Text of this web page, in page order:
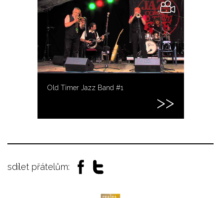
Old Timer Jazz Band #1
sdílet přátelům: